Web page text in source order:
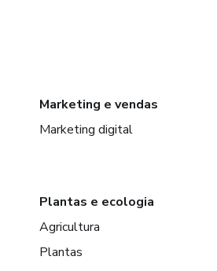
Marketing e vendas
Marketing digital
Plantas e ecologia
Agricultura
Plantas